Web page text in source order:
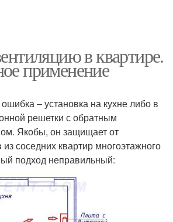
в квартире.
применение
– установка на кухне либо в
решетки с обратным
Якобы, он защищает от
соседних квартир многоэтажного
подход неправильный: